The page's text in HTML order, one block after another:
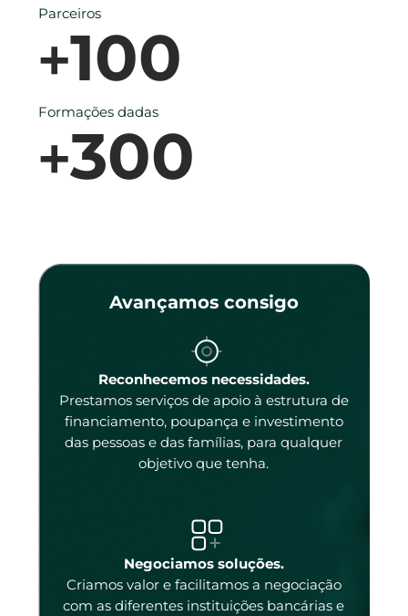
Parceiros
+100
Formações dadas
+300
Avançamos consigo
Reconhecemos necessidades.
Prestamos serviços de apoio à estrutura de
financiamento, poupança e investimento
das pessoas e das famílias, para qualquer
objetivo que tenha.
Negociamos soluções.
Criamos valor e facilitamos a negociação
com as diferentes instituições bancárias e